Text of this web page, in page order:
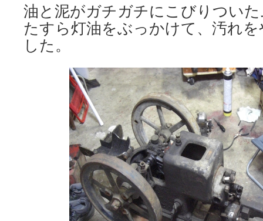
油と泥がガチガチにこびりつい
たすら灯油をぶっかけて、汚れ
した。